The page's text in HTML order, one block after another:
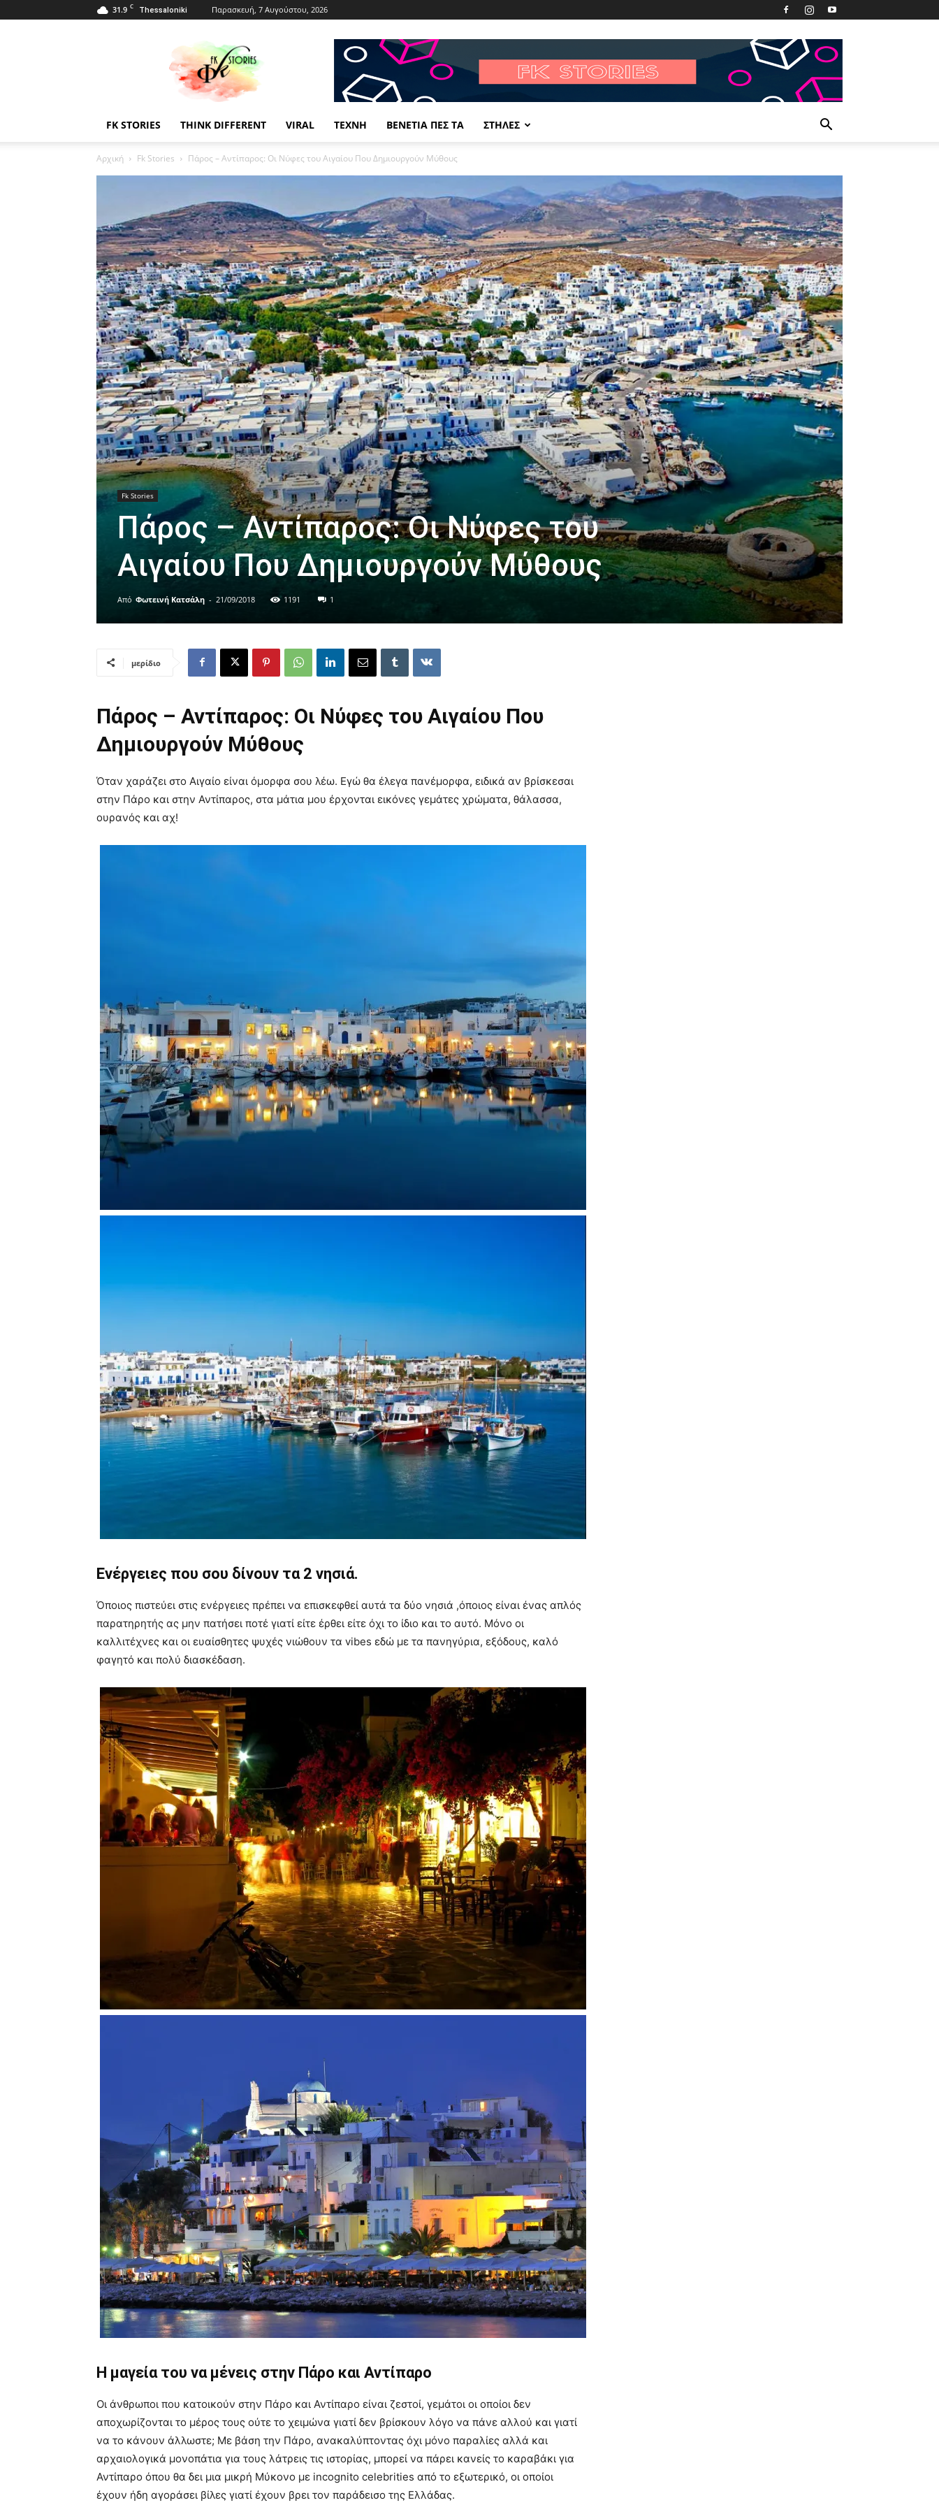
31.9 C Thessaloniki Παρασκευή, 7 Αυγούστου, 2026
Fkstories
FK STORIES THINK DIFFERENT VIRAL ΤΕΧΝΗ ΒΕΝΕΤΙΑ ΠΕΣ ΤΑ ΣΤΗΛΕΣ
Αρχική Fk Stories Πάρος – Αντίπαρος: Οι Νύφες του Αιγαίου Που Δημιουργούν Μύθους
Fk Stories
Πάρος – Αντίπαρος: Οι Νύφες του
Αιγαίου Που Δημιουργούν Μύθους
Από Φωτεινή Κατσάλη - 21/09/2018 1191 1
μερίδιο
Πάρος – Αντίπαρος: Οι Νύφες του Αιγαίου Που
Δημιουργούν Μύθους
Όταν χαράζει στο Αιγαίο είναι όμορφα σου λέω. Εγώ θα έλεγα πανέμορφα, ειδικά αν βρίσκεσαι
στην Πάρο και στην Αντίπαρος, στα μάτια μου έρχονται εικόνες γεμάτες χρώματα, θάλασσα,
ουρανός και αχ!
Ενέργειες που σου δίνουν τα 2 νησιά.
Όποιος πιστεύει στις ενέργειες πρέπει να επισκεφθεί αυτά τα δύο νησιά ,όποιος είναι ένας απλός
παρατηρητής ας μην πατήσει ποτέ γιατί είτε έρθει είτε όχι το ίδιο και το αυτό. Μόνο οι
καλλιτέχνες και οι ευαίσθητες ψυχές νιώθουν τα vibes εδώ με τα πανηγύρια, εξόδους, καλό
φαγητό και πολύ διασκέδαση.
Η μαγεία του να μένεις στην Πάρο και Αντίπαρο
Οι άνθρωποι που κατοικούν στην Πάρο και Αντίπαρο είναι ζεστοί, γεμάτοι οι οποίοι δεν
αποχωρίζονται το μέρος τους ούτε το χειμώνα γιατί δεν βρίσκουν λόγο να πάνε αλλού και γιατί
να το κάνουν άλλωστε; Με βάση την Πάρο, ανακαλύπτοντας όχι μόνο παραλίες αλλά και
αρχαιολογικά μονοπάτια για τους λάτρεις τις ιστορίας, μπορεί να πάρει κανείς το καραβάκι για
Αντίπαρο όπου θα δει μια μικρή Μύκονο με incognito celebrities από το εξωτερικό, οι οποίοι
έχουν ήδη αγοράσει βίλες γιατί έχουν βρει τον παράδεισο της Ελλάδας.